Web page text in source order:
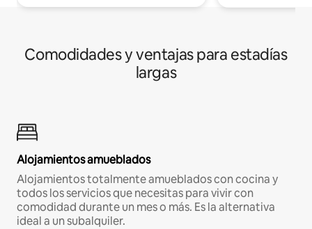
Comodidades y ventajas para estadías
largas
Alojamientos amueblados
Alojamientos totalmente amueblados con cocina y
todos los servicios que necesitas para vivir con
comodidad durante un mes o más. Es la alternativa
ideal a un subalquiler.